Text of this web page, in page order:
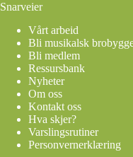
Snarveier
Vårt arbeid
Bli musikalsk
Bli medlem
Ressursbank
Nyheter
Om oss
Kontakt oss
Hva skjer?
Varslingsrutiner
Personvernerklæring